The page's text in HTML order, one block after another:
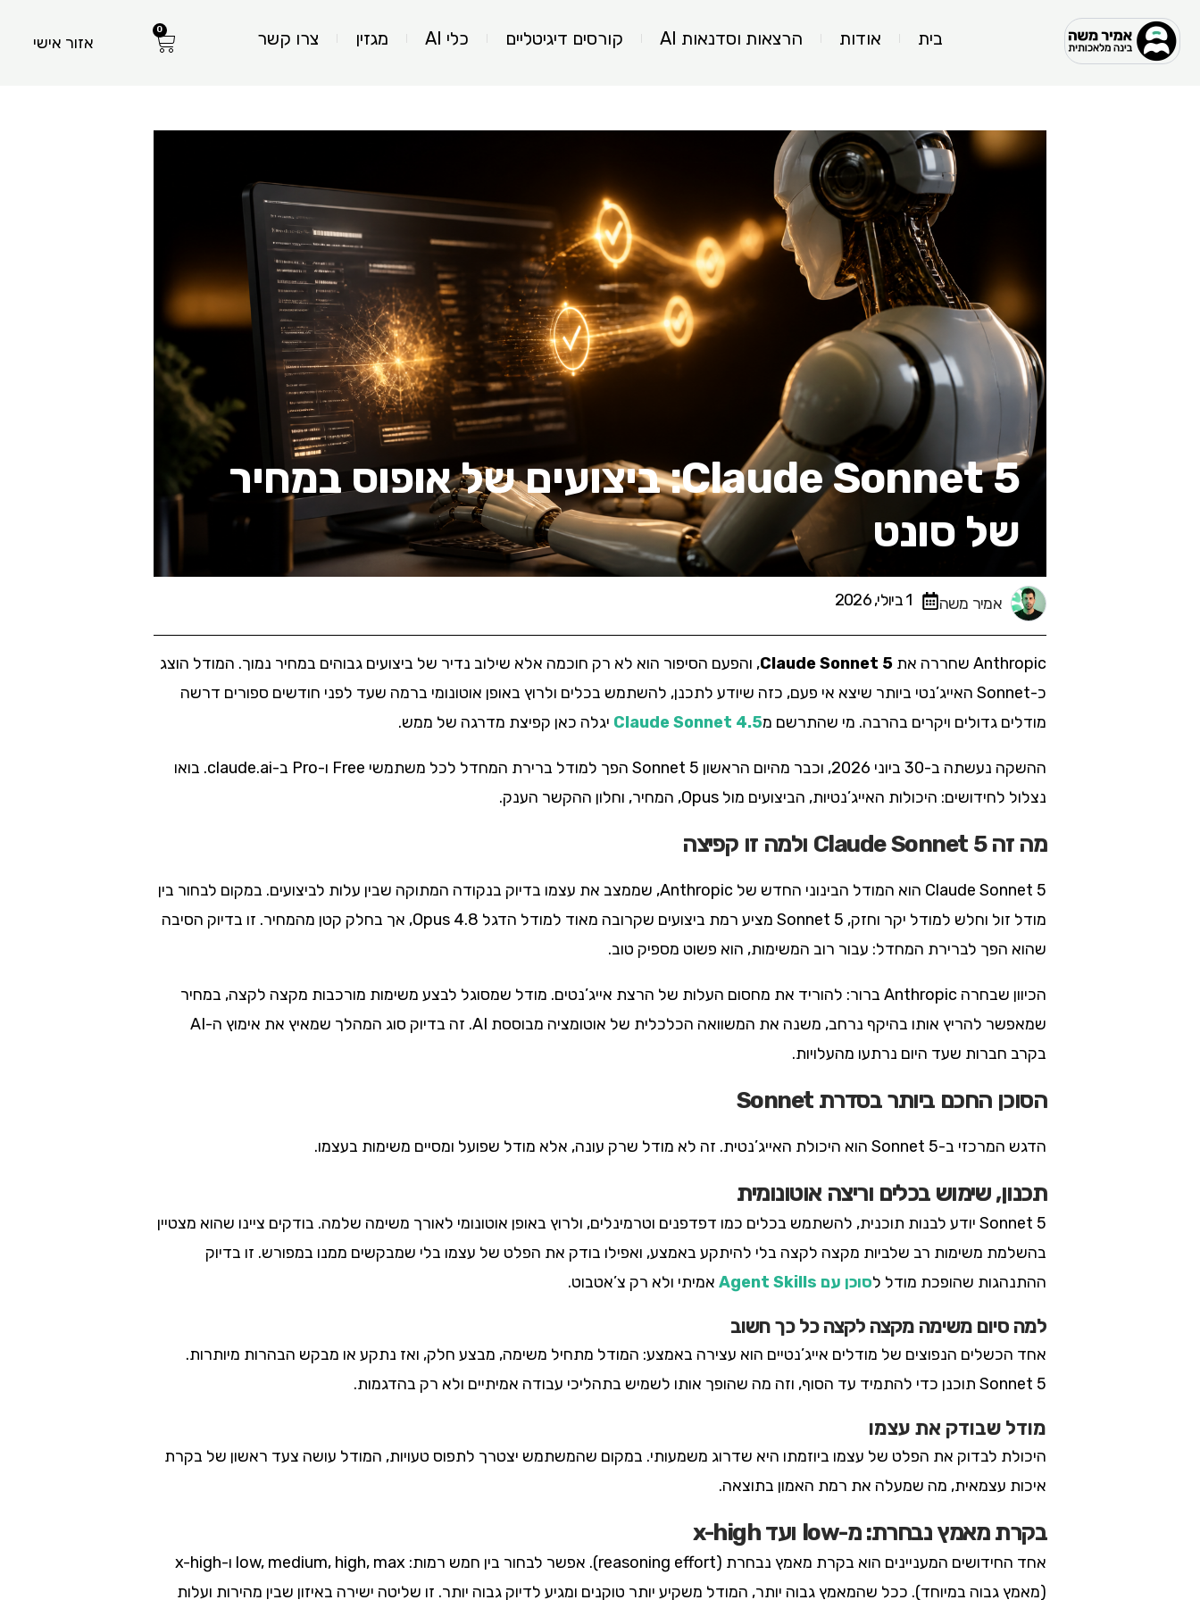
דילוג
לתוכן
בית אודות הרצאות וסדנאות AI קורסים דיגיטליים כלי AI מגזין צרו קשר 0עגלת אזור אישי
Claude Sonnet 5: ביצועים של אופוס במחיר
של סונט
אמיר משה 1 ביולי, 2026
Anthropic שחררה את Claude Sonnet 5, והפעם הסיפור הוא לא רק חוכמה אלא שילוב נדיר של ביצועים גבוהים במחיר נמוך. המודל הוצג
כ-Sonnet האייג’נטי ביותר שיצא אי פעם, כזה שיודע לתכנן, להשתמש בכלים ולרוץ באופן אוטונומי ברמה שעד לפני חודשים ספורים דרשה
מודלים גדולים ויקרים בהרבה. מי שהתרשם מClaude Sonnet 4.5 יגלה כאן קפיצת מדרגה של ממש.
ההשקה נעשתה ב-30 ביוני 2026, וכבר מהיום הראשון Sonnet 5 הפך למודל ברירת המחדל לכל משתמשי Free ו-Pro ב-claude.ai. בואו
נצלול לחידושים: היכולות האייג’נטיות, הביצועים מול Opus, המחיר, וחלון ההקשר הענק.
מה זה Claude Sonnet 5 ולמה זו קפיצה
Claude Sonnet 5 הוא המודל הבינוני החדש של Anthropic, שממצב את עצמו בדיוק בנקודה המתוקה שבין עלות לביצועים. במקום לבחור בין
מודל זול וחלש למודל יקר וחזק, Sonnet 5 מציע רמת ביצועים שקרובה מאוד למודל הדגל Opus 4.8, אך בחלק קטן מהמחיר. זו בדיוק הסיבה
שהוא הפך לברירת המחדל: עבור רוב המשימות, הוא פשוט מספיק טוב.
הכיוון שבחרה Anthropic ברור: להוריד את מחסום העלות של הרצת אייג’נטים. מודל שמסוגל לבצע משימות מורכבות מקצה לקצה, במחיר
שמאפשר להריץ אותו בהיקף נרחב, משנה את המשוואה הכלכלית של אוטומציה מבוססת AI. זה בדיוק סוג המהלך שמאיץ את אימוץ ה-AI
בקרב חברות שעד היום נרתעו מהעלויות.
הסוכן החכם ביותר בסדרת Sonnet
הדגש המרכזי ב-Sonnet 5 הוא היכולת האייג’נטית. זה לא מודל שרק עונה, אלא מודל שפועל ומסיים משימות בעצמו.
תכנון, שימוש בכלים וריצה אוטונומית
Sonnet 5 יודע לבנות תוכנית, להשתמש בכלים כמו דפדפנים וטרמינלים, ולרוץ באופן אוטונומי לאורך משימה שלמה. בודקים ציינו שהוא מצטיין
בהשלמת משימות רב שלביות מקצה לקצה בלי להיתקע באמצע, ואפילו בודק את הפלט של עצמו בלי שמבקשים ממנו במפורש. זו בדיוק
ההתנהגות שהופכת מודל לסוכן עם Agent Skills אמיתי ולא רק צ’אטבוט.
למה סיום משימה מקצה לקצה כל כך חשוב
אחד הכשלים הנפוצים של מודלים אייג’נטיים הוא עצירה באמצע: המודל מתחיל משימה, מבצע חלק, ואז נתקע או מבקש הבהרות מיותרות.
Sonnet 5 תוכנן כדי להתמיד עד הסוף, וזה מה שהופך אותו לשמיש בתהליכי עבודה אמיתיים ולא רק בהדגמות.
מודל שבודק את עצמו
היכולת לבדוק את הפלט של עצמו ביוזמתו היא שדרוג משמעותי. במקום שהמשתמש יצטרך לתפוס טעויות, המודל עושה צעד ראשון של בקרת
איכות עצמאית, מה שמעלה את רמת האמון בתוצאה.
בקרת מאמץ נבחרת: מ-low ועד x-high
אחד החידושים המעניינים הוא בקרת מאמץ נבחרת (reasoning effort). אפשר לבחור בין חמש רמות: low, medium, high, max ו-x-high
(מאמץ גבוה במיוחד). ככל שהמאמץ גבוה יותר, המודל משקיע יותר טוקנים ומגיע לדיוק גבוה יותר. זו שליטה ישירה באיזון שבין מהירות ועלות